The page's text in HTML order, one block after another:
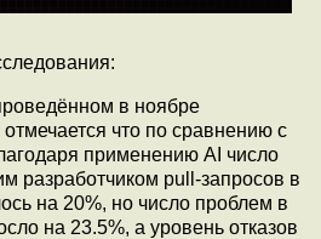
в ноябре
что по сравнению с
применению AI число
разработчиком pull-запросов в
на 20%, но число проблем в
на 23.5%, а уровень отказов